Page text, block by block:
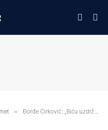
» Đorđe Ćirković: „Biću uzdržan od komentarisanja odluke EHF“